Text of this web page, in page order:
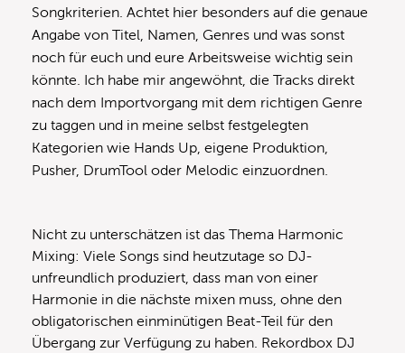
Songkriterien. Achtet hier besonders auf die genaue
Angabe von Titel, Namen, Genres und was sonst
noch für euch und eure Arbeitsweise wichtig sein
könnte. Ich habe mir angewöhnt, die Tracks direkt
nach dem Importvorgang mit dem richtigen Genre
zu taggen und in meine selbst festgelegten
Kategorien wie Hands Up, eigene Produktion,
Pusher, DrumTool oder Melodic einzuordnen.
Nicht zu unterschätzen ist das Thema Harmonic
Mixing: Viele Songs sind heutzutage so DJ-
unfreundlich produziert, dass man von einer
Harmonie in die nächste mixen muss, ohne den
obligatorischen einminütigen Beat-Teil für den
Übergang zur Verfügung zu haben. Rekordbox DJ